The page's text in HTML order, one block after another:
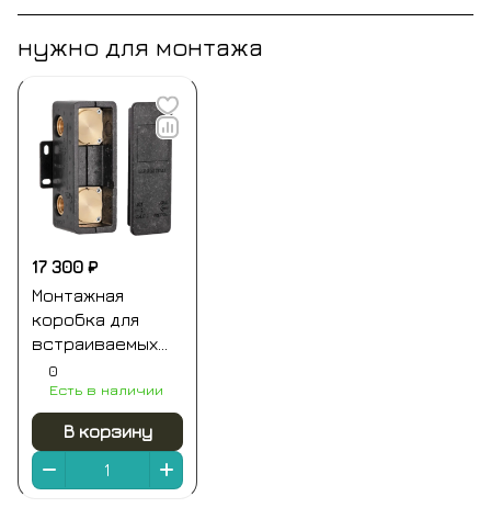
нужно для монтажа
17 300 ₽
Монтажная
коробка для
встраиваемых
смесителей на 3
выхода (для
ххх93kb и
хх937kb) remer
0
Есть в наличии
В корзину